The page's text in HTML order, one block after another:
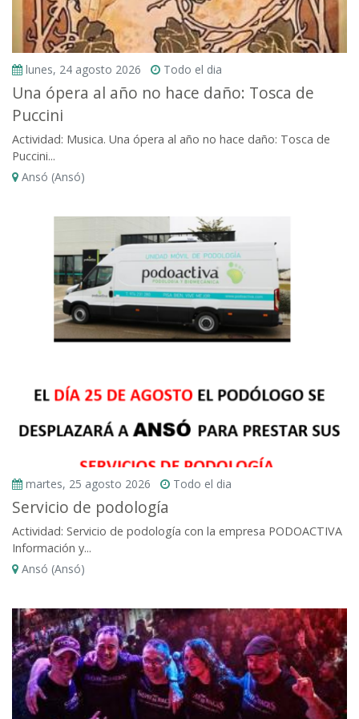
lunes, 24 agosto 2026 Todo el dia
Una ópera al año no hace daño: Tosca de
Puccini
Actividad: Musica. Una ópera al año no hace daño: Tosca de
Puccini...
Ansó (Ansó)
martes, 25 agosto 2026 Todo el dia
Servicio de podología
Actividad: Servicio de podología con la empresa PODOACTIVA
Información y...
Ansó (Ansó)